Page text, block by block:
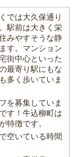
では大久保通り
駅前は大きく栄
みやすそうな静
す。マンション
街中心といった
最寄り駅にもな
多く歩いていま
を募集していま
す！牛込柳町は
特徴です。
空いている時間